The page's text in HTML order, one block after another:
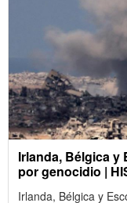
Irlanda, Bélgica y
por genocidio |
Irlanda, Bélgica y